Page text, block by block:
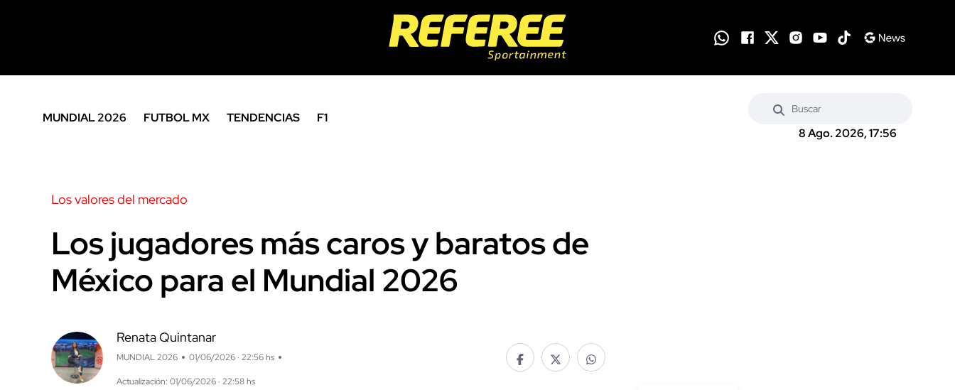
MUNDIAL 2026 FUTBOL MX TENDENCIAS
F1
8 Ago. 2026, 17:56
Los valores del mercado
Los jugadores más caros y baratos de
México para el Mundial 2026
Renata Quintanar
MUNDIAL 2026 01/06/2026 · 22:56 hs
Actualización: 01/06/2026 · 22:58 hs